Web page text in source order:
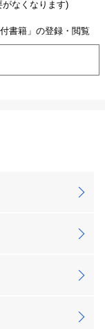
なくなります)
書籍」の登録・閲覧